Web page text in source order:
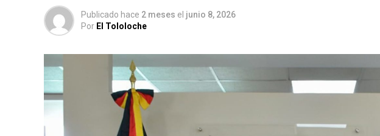
Publicado hace 2 meses el junio 8, 2026
Por El Tololoche